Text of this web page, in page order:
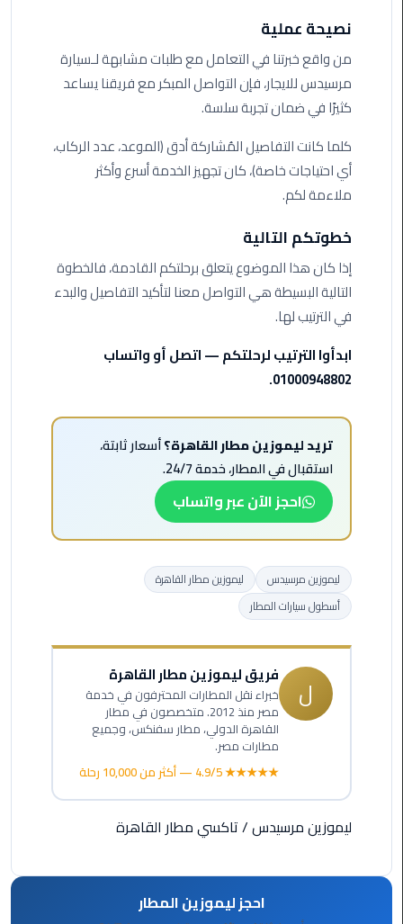
سفنكس
ليموزين
القاهرة
اسكندرية
ليموزين
مطار
ليموزين
المطار
الساخن
ليموزين
العلمين
ليموزين
مرسي
مطروح
ليموزين
ليموزين
نصيحة عملية
من واقع خبرتنا في التعامل مع طلبات مشابهة لـسيارة
مرسيدس للايجار، فإن التواصل المبكر مع فريقنا يساعد
كثيرًا في ضمان تجربة سلسة.
كلما كانت التفاصيل المُشاركة أدق (الموعد، عدد الركاب،
أي احتياجات خاصة)، كان تجهيز الخدمة أسرع وأكثر
ملاءمة لكم.
خطوتكم التالية
إذا كان هذا الموضوع يتعلق برحلتكم القادمة، فالخطوة
التالية البسيطة هي التواصل معنا لتأكيد التفاصيل والبدء
في الترتيب لها.
ابدأوا الترتيب لرحلتكم — اتصل أو واتساب
01000948802.
تريد ليموزين مطار القاهرة؟أسعار ثابتة،
استقبال في المطار، خدمة 24/7.
احجز الآن عبر واتساب
ليموزين مرسيدس
ليموزين مطار القاهرة
أسطول سيارات المطار
ل فريق ليموزين مطار القاهرة
خبراء نقل المطارات المحترفون في خدمة
مصر منذ 2012. متخصصون في مطار
القاهرة الدولي، مطار سفنكس، وجميع
مطارات مصر.
★★★★★ 4.9/5 — أكثر من 10,000 رحلة
ليموزين مرسيدس/تاكسي مطار القاهرة
احجز ليموزين المطار